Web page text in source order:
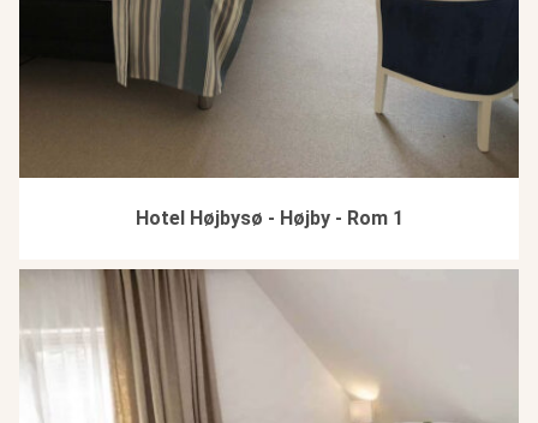
Hotel Højbysø - Højby - Rom 1